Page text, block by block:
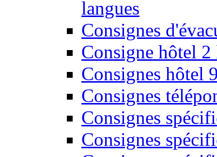
langues
Consignes
Consigne hôtel 2
Consignes hôtel
Consignes
Consignes
Consignes